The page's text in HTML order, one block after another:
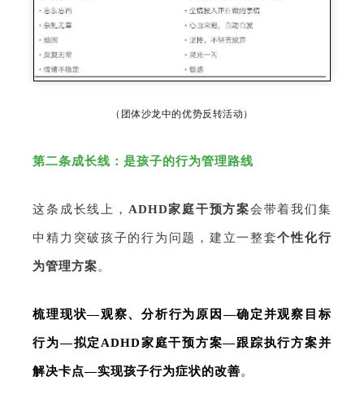
（团体沙龙中的优势反转活动）
第二条成长线：是孩子的行为管理路线
这条成长线上， ADHD家庭干预方案会带着我们集
中精力突破孩子的行为问题，建立一整套个性化行
为管理方案。
梳理现状—观察、分析行为原因—确定并观察目标
行为—拟定ADHD家庭干预方案—跟踪执行方案并
解决卡点—实现孩子行为症状的改善。